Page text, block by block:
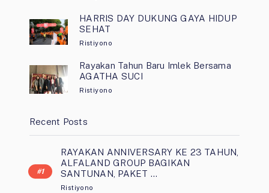
HARRIS DAY DUKUNG GAYA HIDUP
SEHAT
Ristiyono
Rayakan Tahun Baru Imlek Bersama
AGATHA SUCI
Ristiyono
Recent Posts
RAYAKAN ANNIVERSARY KE 23 TAHUN,
ALFALAND GROUP BAGIKAN
SANTUNAN, PAKET …
Ristiyono